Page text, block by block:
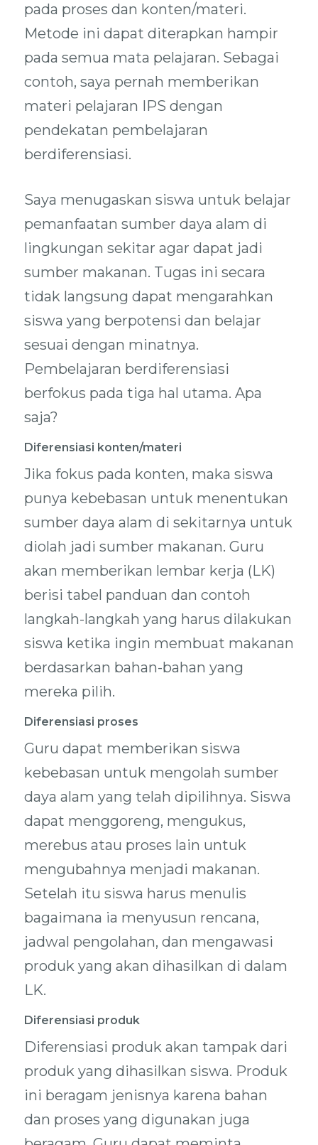
pada proses dan konten/materi.
Metode ini dapat diterapkan hampir
pada semua mata pelajaran. Sebagai
contoh, saya pernah memberikan
materi pelajaran IPS dengan
pendekatan pembelajaran
berdiferensiasi.
Saya menugaskan siswa untuk belajar
pemanfaatan sumber daya alam di
lingkungan sekitar agar dapat jadi
sumber makanan. Tugas ini secara
tidak langsung dapat mengarahkan
siswa yang berpotensi dan belajar
sesuai dengan minatnya.
Pembelajaran berdiferensiasi
berfokus pada tiga hal utama. Apa
saja?
Diferensiasi konten/materi
Jika fokus pada konten, maka siswa
punya kebebasan untuk menentukan
sumber daya alam di sekitarnya untuk
diolah jadi sumber makanan. Guru
akan memberikan lembar kerja (LK)
berisi tabel panduan dan contoh
langkah-langkah yang harus dilakukan
siswa ketika ingin membuat makanan
berdasarkan bahan-bahan yang
mereka pilih.
Diferensiasi proses
Guru dapat memberikan siswa
kebebasan untuk mengolah sumber
daya alam yang telah dipilihnya. Siswa
dapat menggoreng, mengukus,
merebus atau proses lain untuk
mengubahnya menjadi makanan.
Setelah itu siswa harus menulis
bagaimana ia menyusun rencana,
jadwal pengolahan, dan mengawasi
produk yang akan dihasilkan di dalam
LK.
Diferensiasi produk
Diferensiasi produk akan tampak dari
produk yang dihasilkan siswa. Produk
ini beragam jenisnya karena bahan
dan proses yang digunakan juga